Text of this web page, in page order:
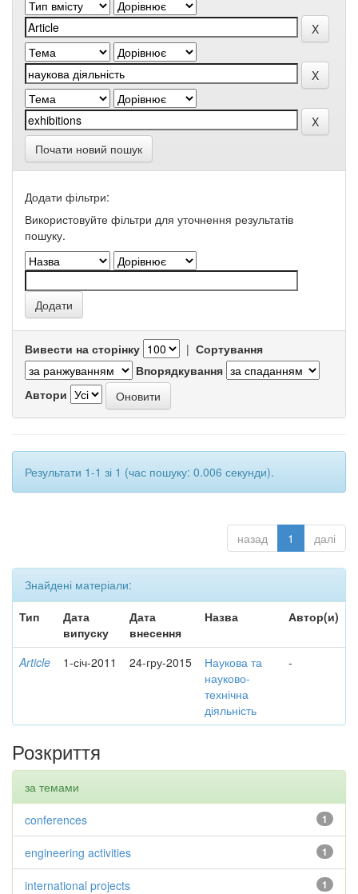
Почати новий пошук
Додати фільтри:
Використовуйте фільтри для уточнення результатів
пошуку.
Вивести на сторінку | Сортування
Впорядкування
Автори
Результати 1-1 зі 1 (час пошуку: 0.006 секунди).
назад 1 далі
Знайдені матеріали:
Тип
Дата
випуску
Дата
внесення
Назва Автор(и)
Article 1-січ-2011 24-гру-2015
Наукова та
науково-
технічна
діяльність
-
Розкриття
за темами
1
conferences
1
engineering activities
1
international projects